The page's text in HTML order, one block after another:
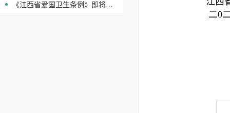
《江西省爱国卫生条例》即将实施
二0二三